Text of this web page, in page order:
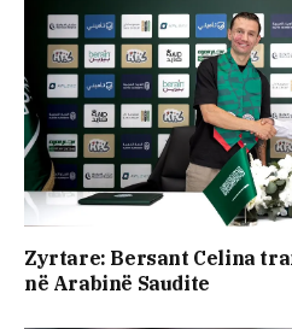
Zyrtare: Bersant Celina
në Arabinë Saudite